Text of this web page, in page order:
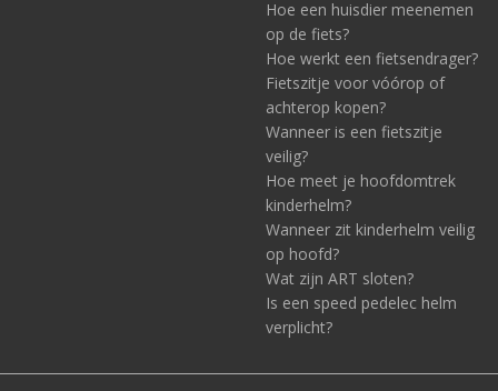
Hoe een huisdier meenemen
op de fiets?
Hoe werkt een fietsendrager?
Fietszitje voor vóórop of
achterop kopen?
Wanneer is een fietszitje
veilig?
Hoe meet je hoofdomtrek
kinderhelm?
Wanneer zit kinderhelm veilig
op hoofd?
Wat zijn ART sloten?
Is een speed pedelec helm
verplicht?